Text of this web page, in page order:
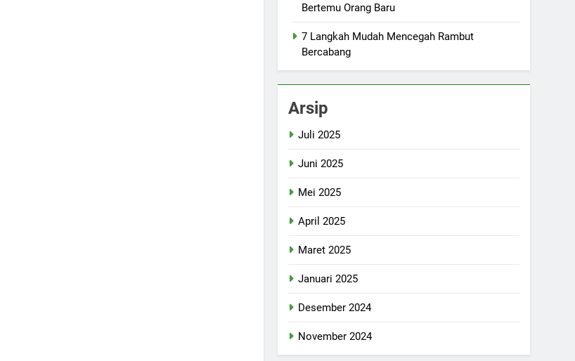
Bertemu Orang Baru
7 Langkah Mudah Mencegah Rambut
Bercabang
Arsip
Juli 2025
Juni 2025
Mei 2025
April 2025
Maret 2025
Januari 2025
Desember 2024
November 2024